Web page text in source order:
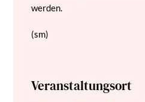
werden.
(sm)
Veranstaltungsort